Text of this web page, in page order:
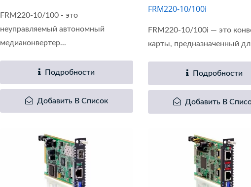
FRM220-10/100 - это
неуправляемый автономный
медиаконвертер...
Подробности
Добавить В Список
FRM220-10/100i
FRM220-10/100i — это
карты, предназначенный
Подробности
Добавить В